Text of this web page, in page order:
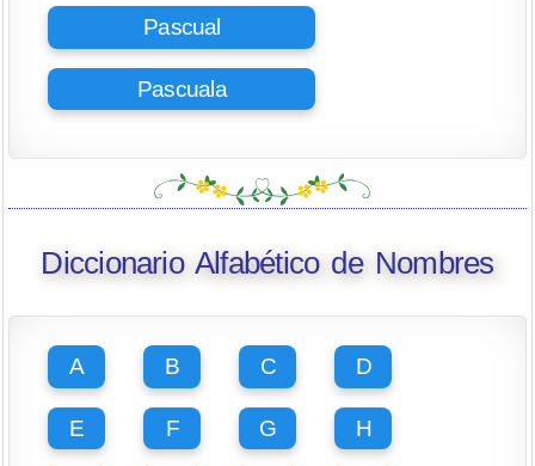
Pascual
Pascuala
Diccionario Alfabético de Nombres
A B C D
E F G H